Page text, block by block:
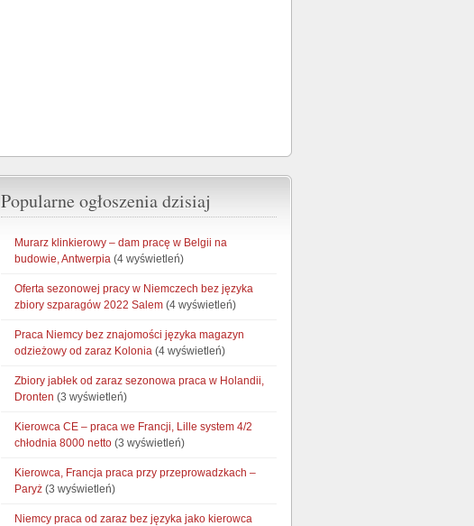
Popularne ogłoszenia dzisiaj
Murarz klinkierowy – dam pracę w Belgii na
budowie, Antwerpia (4 wyświetleń)
Oferta sezonowej pracy w Niemczech bez języka
zbiory szparagów 2022 Salem (4 wyświetleń)
Praca Niemcy bez znajomości języka magazyn
odzieżowy od zaraz Kolonia (4 wyświetleń)
Zbiory jabłek od zaraz sezonowa praca w Holandii,
Dronten (3 wyświetleń)
Kierowca CE – praca we Francji, Lille system 4/2
chłodnia 8000 netto (3 wyświetleń)
Kierowca, Francja praca przy przeprowadzkach –
Paryż (3 wyświetleń)
Niemcy praca od zaraz bez języka jako kierowca